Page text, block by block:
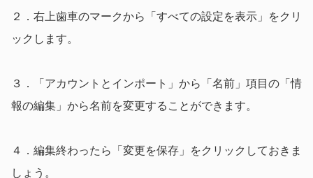
２．右上歯車のマークから「すべての設定を表示」をクリ
ックします。
３．「アカウントとインポート」から「名前」項目の「情
報の編集」から名前を変更することができます。
４．編集終わったら「変更を保存」をクリックしておきま
しょう。